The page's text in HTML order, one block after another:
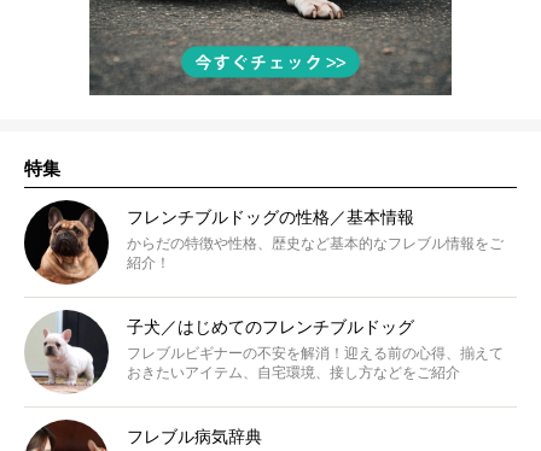
特集
フレンチブルドッグの性格／基本情報
からだの特徴や性格、歴史など基本的なフレブル情報をご
紹介！
子犬／はじめてのフレンチブルドッグ
フレブルビギナーの不安を解消！迎える前の心得、揃えて
おきたいアイテム、自宅環境、接し方などをご紹介
フレブル病気辞典